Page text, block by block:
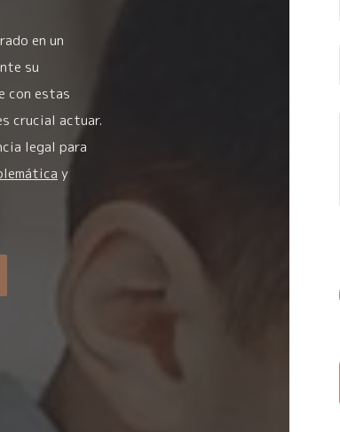
en un
su
con estas
crucial actuar.
legal para
y